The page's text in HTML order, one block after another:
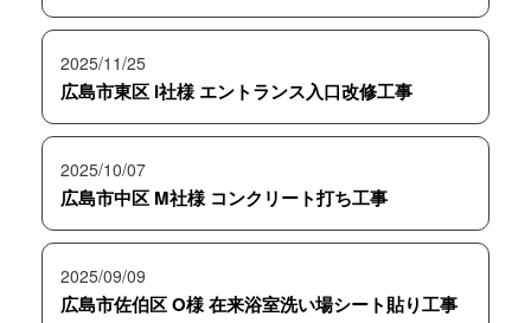
2025/11/25
広島市東区 I社様 エントランス入口改修工事
2025/10/07
広島市中区 M社様 コンクリート打ち工事
2025/09/09
広島市佐伯区 O様 在来浴室洗い場シート貼り工事